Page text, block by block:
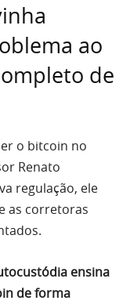
ao
de
o bitcoin no
Renato
regulação, ele
as corretoras
ensina
de forma